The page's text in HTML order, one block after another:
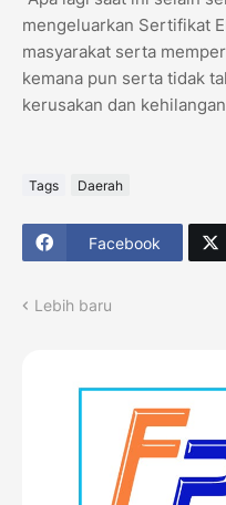
mengeluarkan Sertifikat
masyarakat serta
kemana pun serta tidak
kerusakan dan
Tags Daerah
Facebook
Lebih baru